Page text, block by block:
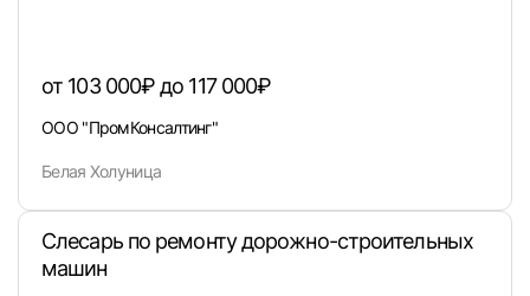
от 103 000₽ до 117 000₽
ООО "ПромКонсалтинг"
Белая Холуница
Слесарь по ремонту дорожно-строительных
машин